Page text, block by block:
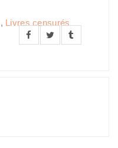
, Livres censurés